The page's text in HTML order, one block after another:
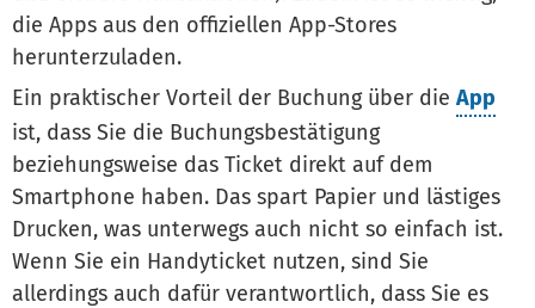
die Apps aus den offiziellen App-Stores
herunterzuladen.
Ein praktischer Vorteil der Buchung über die App
ist, dass Sie die Buchungsbestätigung
beziehungsweise das Ticket direkt auf dem
Smartphone haben. Das spart Papier und lästiges
Drucken, was unterwegs auch nicht so einfach ist.
Wenn Sie ein Handyticket nutzen, sind Sie
allerdings auch dafür verantwortlich, dass Sie es